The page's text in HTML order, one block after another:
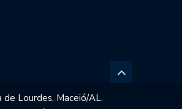
Lourdes, Maceió/AL.